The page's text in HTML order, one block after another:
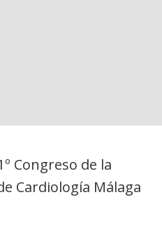
Congreso de la
Cardiología Málaga